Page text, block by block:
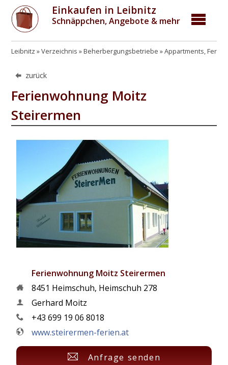
Einkaufen in Leibnitz
Schnäppchen, Angebote & mehr
Leibnitz Verzeichnis Beherbergungsbetriebe Appartments,
zurück
Ferienwohnung Moitz
Steirermen
Ferienwohnung Moitz Steirermen
8451 Heimschuh, Heimschuh 278
Gerhard Moitz
+43 699 19 06 8018
www.steirermen-ferien.at
Anfrage senden